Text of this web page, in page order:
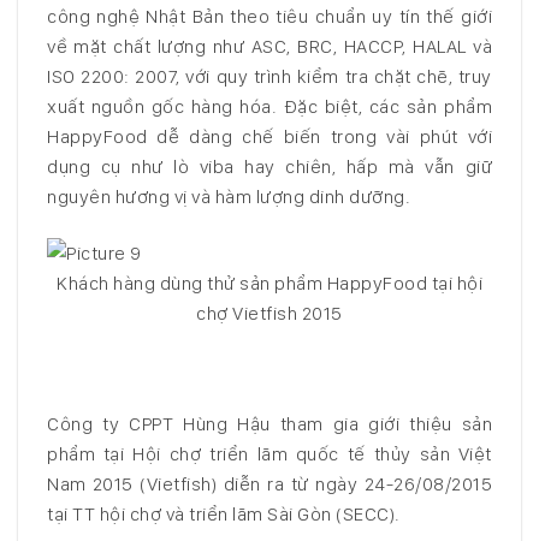
công nghệ Nhật Bản theo tiêu chuẩn uy tín thế giới
về mặt chất lượng như ASC, BRC, HACCP, HALAL và
ISO 2200: 2007, với quy trình kiểm tra chặt chẽ, truy
xuất nguồn gốc hàng hóa. Đặc biệt, các sản phẩm
HappyFood dễ dàng chế biến trong vài phút với
dụng cụ như lò viba hay chiên, hấp mà vẫn giữ
nguyên hương vị và hàm lượng dinh dưỡng.
Khách hàng dùng thử sản phẩm HappyFood tại hội
chợ Vietfish 2015
Công ty CPPT Hùng Hậu tham gia giới thiệu sản
phẩm tại Hội chợ triển lãm quốc tế thủy sản Việt
Nam 2015 (Vietfish) diễn ra từ ngày 24-26/08/2015
tại TT hội chợ và triển lãm Sài Gòn (SECC).